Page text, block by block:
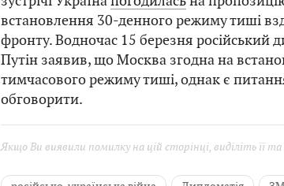
встановлення 30-денного режиму тиші
фронту. Водночас 15 березня російський
Путін заявив, що Москва згодна на
тимчасового режиму тиші, однак є
обговорити.
Якщо Ви виявили помилку на цій сторінці, виділіть її